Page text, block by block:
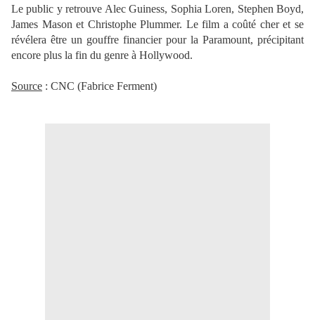
Le public y retrouve Alec Guiness, Sophia Loren, Stephen Boyd,
James Mason et Christophe Plummer. Le film a coûté cher et se
révélera être un gouffre financier pour la Paramount, précipitant
encore plus la fin du genre à Hollywood.
Source : CNC (Fabrice Ferment)